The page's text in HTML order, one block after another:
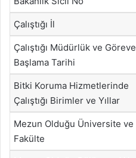
Çalıştığı İl
Çalıştığı Müdürlük ve Göreve
Başlama Tarihi
Bitki Koruma Hizmetlerinde
Çalıştığı Birimler ve Yıllar
Mezun Olduğu Üniversite ve
Fakülte